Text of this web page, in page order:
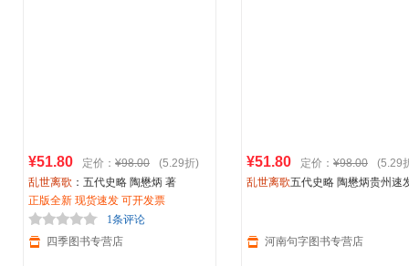
¥51.80 定价： ¥98.00
(5.29折)
乱世离歌 ：五代史略 陶懋炳 著
正版全新 现货速发 可开发票
1条评论
四季图书专营店
¥51.80 定价： ¥98.00
(5.29
乱世离歌五代史略 陶懋炳贵州速
河南句字图书专营店